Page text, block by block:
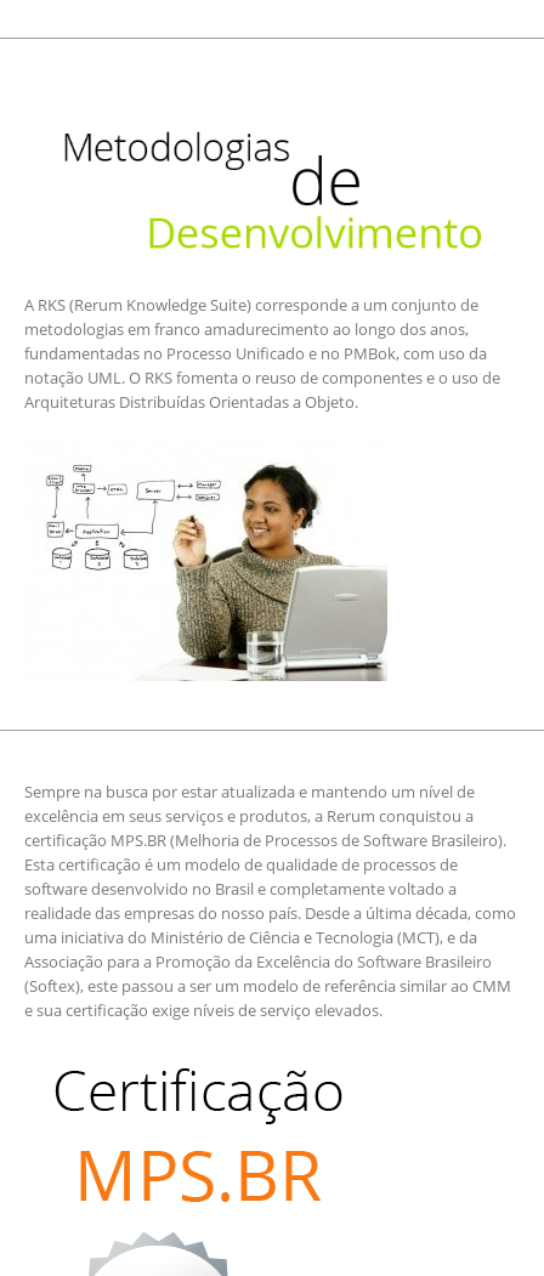
A RKS (Rerum Knowledge Suite) corresponde a um conjunto de
metodologias em franco amadurecimento ao longo dos anos,
fundamentadas no Processo Unificado e no PMBok, com uso da
notação UML. O RKS fomenta o reuso de componentes e o uso de
Arquiteturas Distribuídas Orientadas a Objeto.
Sempre na busca por estar atualizada e mantendo um nível de
excelência em seus serviços e produtos, a Rerum conquistou a
certificação MPS.BR (Melhoria de Processos de Software Brasileiro).
Esta certificação é um modelo de qualidade de processos de
software desenvolvido no Brasil e completamente voltado a
realidade das empresas do nosso país. Desde a última década, como
uma iniciativa do Ministério de Ciência e Tecnologia (MCT), e da
Associação para a Promoção da Excelência do Software Brasileiro
(Softex), este passou a ser um modelo de referência similar ao CMM
e sua certificação exige níveis de serviço elevados.